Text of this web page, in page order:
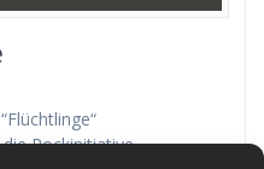
Rockinitiative